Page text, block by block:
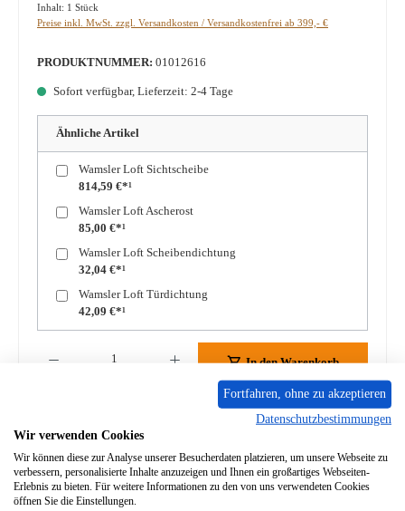
Inhalt: 1 Stück
Preise inkl. MwSt. zzgl. Versandkosten / Versandkostenfrei ab 399,- €
PRODUKTNUMMER: 01012616
Sofort verfügbar, Lieferzeit: 2-4 Tage
Ähnliche Artikel
Wamsler Loft Sichtscheibe
814,59 €*¹
Wamsler Loft Ascherost
85,00 €*¹
Wamsler Loft Scheibendichtung
32,04 €*¹
Wamsler Loft Türdichtung
42,09 €*¹
In den Warenkorb
Frage zum Produkt
Fortfahren, ohne zu akzeptieren
Datenschutzbestimmungen
Wir verwenden Cookies
Wir können diese zur Analyse unserer Besucherdaten platzieren, um unsere Webseite zu
verbessern, personalisierte Inhalte anzuzeigen und Ihnen ein großartiges Webseiten-
Erlebnis zu bieten. Für weitere Informationen zu den von uns verwendeten Cookies
öffnen Sie die Einstellungen.